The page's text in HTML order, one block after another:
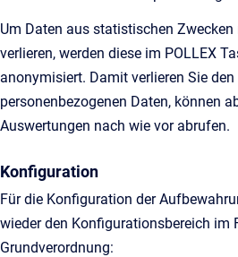
Um Daten aus statistischen
verlieren, werden diese im POLLEX
anonymisiert. Damit verlieren Sie den
personenbezogenen Daten, können
Auswertungen nach wie vor abrufen.
Konfiguration
Für die Konfiguration der
wieder den Konfigurationsbereich im
Grundverordnung: